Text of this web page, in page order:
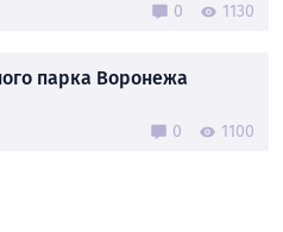
0 1130
парка Воронежа
0 1100